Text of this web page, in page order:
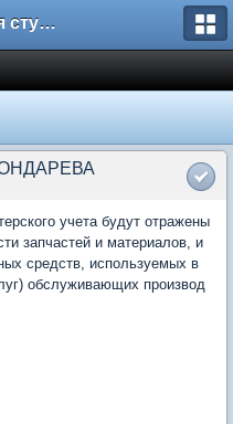
Форум для студента СГА
учета будут отражены
запчастей и материалов, и
средств, используемых в
обслуживающих производ